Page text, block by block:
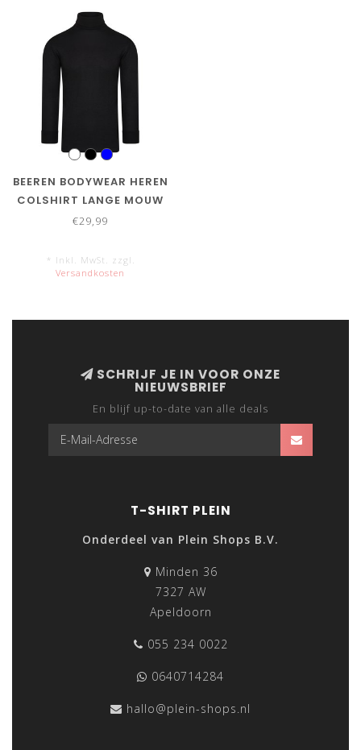
BEEREN BODYWEAR HEREN
COLSHIRT LANGE MOUW
€29,99
* Inkl. MwSt. zzgl.
Versandkosten
SCHRIJF JE IN VOOR ONZE
NIEUWSBRIEF
En blijf up-to-date van alle deals
T-SHIRT PLEIN
Onderdeel van Plein Shops B.V.
Minden 36
7327 AW
Apeldoorn
055 234 0022
0640714284
hallo@plein-shops.nl